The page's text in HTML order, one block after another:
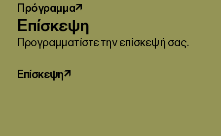
Πρόγραμμα↗
Επίσκεψη
Προγραμματίστε την επίσκεψή σας.
Επίσκεψη↗